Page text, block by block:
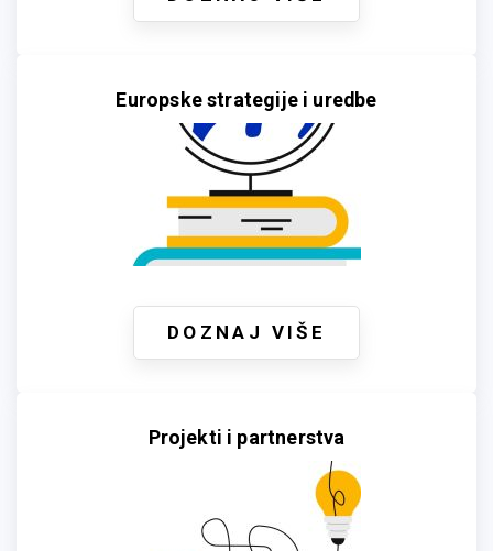
Europske strategije i uredbe
DOZNAJ VIŠE
Projekti i partnerstva